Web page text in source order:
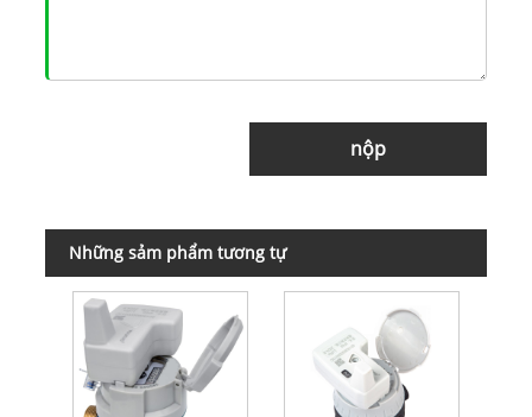
nộp
Những sảm phẩm tương tự